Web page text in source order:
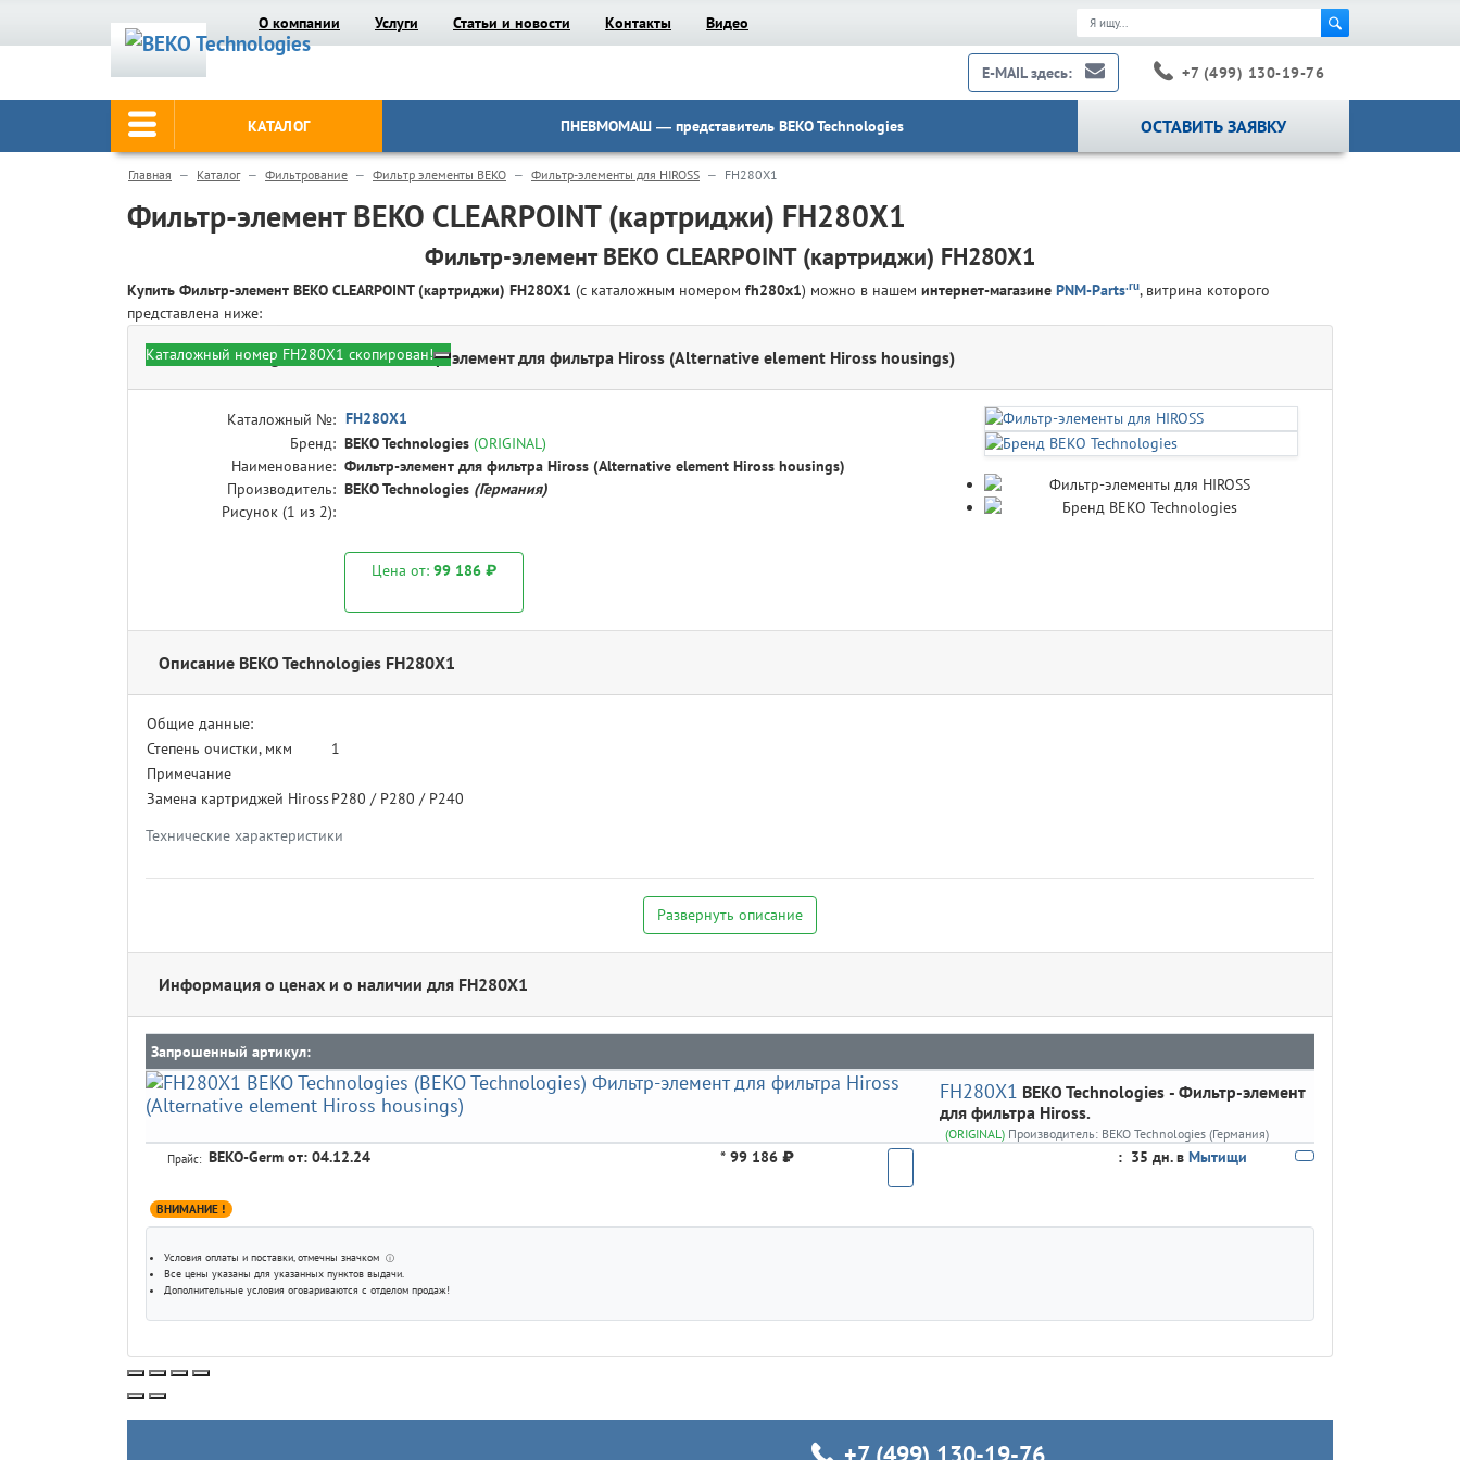
О компании Услуги Статьи и новости Контакты Видео
E-MAIL здесь: +7 (499) 130-19-76
КАТАЛОГ ПНЕВМОМАШ — представитель BEKO Technologies ОСТАВИТЬ ЗАЯВКУ
Главная Каталог Фильтрование Фильтр элементы BEKO Фильтр-элементы для HIROSS FH280X1
Фильтр-элемент BEKO CLEARPOINT (картриджи) FH280X1
Фильтр-элемент BEKO CLEARPOINT (картриджи) FH280X1
Купить Фильтр-элемент BEKO CLEARPOINT (картриджи) FH280X1 (с каталожным номером fh280x1) можно в нашем интернет-магазине PNM-Parts.ru, витрина которого
представлена ниже:
BEKO Technologies FH280X1 - Фильтр-элемент для фильтра Hiross (Alternative element Hiross housings)
Каталожный №: FH280X1
Бренд: BEKO Technologies (ORIGINAL)
Наименование: Фильтр-элемент для фильтра Hiross (Alternative element Hiross housings)
Производитель: BEKO Technologies (Германия)
Рисунок (1 из 2):
Цена от:99 186 ₽
Каталожный номер FH280X1 скопирован!
Описание BEKO Technologies FH280X1
Технические характеристики
Общие данные:
Степень очистки, мкм
1
Примечание
Замена картриджей HirossP280 / P280 / P240
Развернуть описание
Информация о ценах и о наличии для FH280X1
Запрошенный артикул:
FH280X1 BEKO Technologies - Фильтр-элемент
для фильтра Hiross.
(ORIGINAL)Производитель: BEKO Technologies (Германия)
Прайс: BEKO-Germ от: 04.12.24 * 99 186 ₽ : 35 дн. в Мытищи
ВНИМАНИЕ !
Условия оплаты и поставки, отмечны значком ⓘ
Все цены указаны для указанных пунктов выдачи.
Дополнительные условия оговариваются с отделом продаж!